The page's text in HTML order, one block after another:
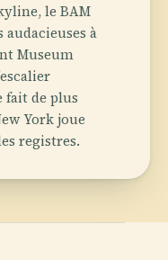
le BAM
à
Museum
fait de plus
York joue
registres.